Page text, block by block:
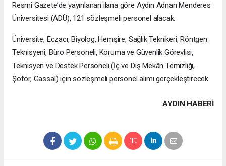
Resmî Gazete’de yayınlanan ilana göre Aydın Adnan Menderes
Üniversitesi (ADÜ), 121 sözleşmeli personel alacak.
Üniversite, Eczacı, Biyolog, Hemşire, Sağlık Teknikeri, Röntgen
Teknisyeni, Büro Personeli, Koruma ve Güvenlik Görevlisi,
Teknisyen ve Destek Personeli (İç ve Dış Mekân Temizliği,
Şoför, Gassal) için sözleşmeli personel alımı gerçekleştirecek.
AYDIN HABERİ